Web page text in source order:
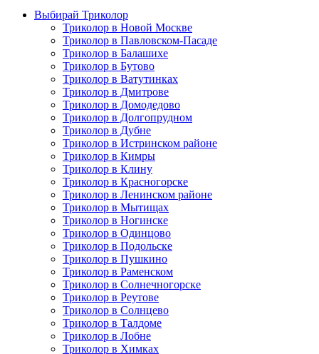
Выбирай Триколор
Триколор в Новой Москве
Триколор в Павловском-Пасаде
Триколор в Балашихе
Триколор в Бутово
Триколор в Ватутинках
Триколор в Дмитрове
Триколор в Домодедово
Триколор в Долгопрудном
Триколор в Дубне
Триколор в Истринском районе
Триколор в Кимры
Триколор в Клину
Триколор в Красногорске
Триколор в Ленинском районе
Триколор в Мытищах
Триколор в Ногинске
Триколор в Одинцово
Триколор в Подольске
Триколор в Пушкино
Триколор в Раменском
Триколор в Солнечногорске
Триколор в Реутове
Триколор в Солнцево
Триколор в Талдоме
Триколор в Лобне
Триколор в Химках